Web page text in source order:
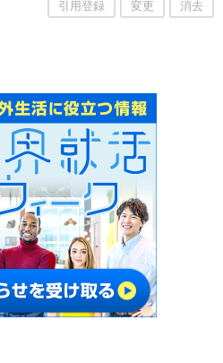
引用登録 変更 消去